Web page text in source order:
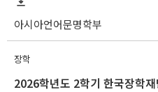
아시아언어문명학부
장학